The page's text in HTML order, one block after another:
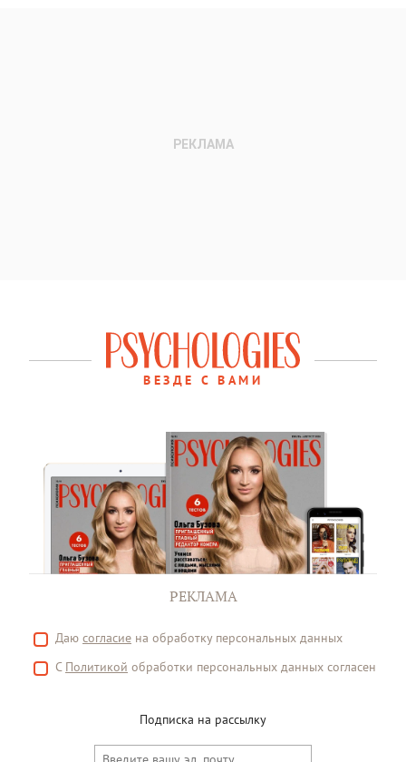
ВЕЗДЕ С ВАМИ
РЕКЛАМА
Даю согласие на обработку персональных данных
С Политикой обработки персональных данных согласен
Подписка на рассылку